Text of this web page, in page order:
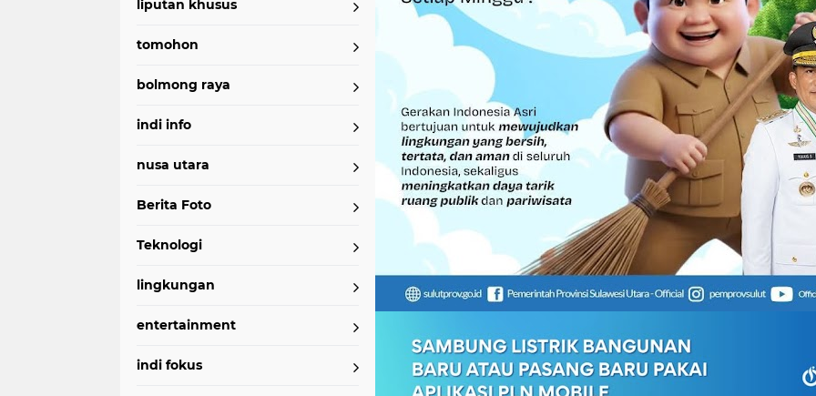
liputan khusus
tomohon
bolmong raya
indi info
nusa utara
Berita Foto
Teknologi
lingkungan
entertainment
indi fokus